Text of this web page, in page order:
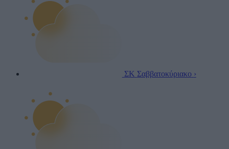
ΣΚ Σαββατοκύριακο ›